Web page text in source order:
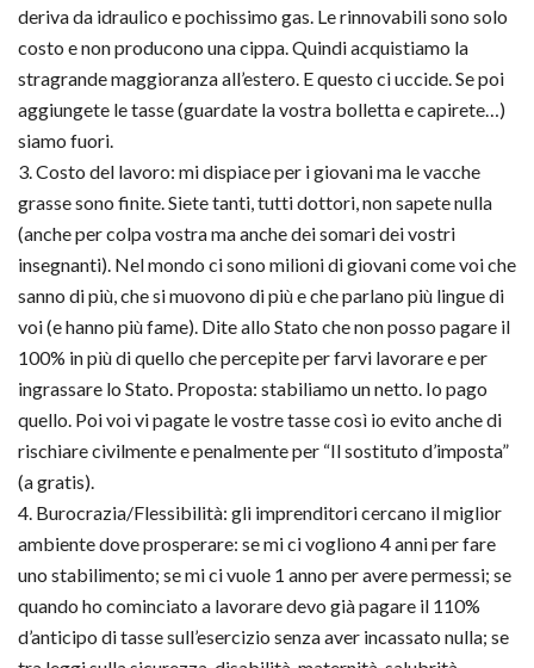
deriva da idraulico e pochissimo gas. Le rinnovabili sono solo
costo e non producono una cippa. Quindi acquistiamo la
stragrande maggioranza all’estero. E questo ci uccide. Se poi
aggiungete le tasse (guardate la vostra bolletta e capirete…)
siamo fuori.
3. Costo del lavoro: mi dispiace per i giovani ma le vacche
grasse sono finite. Siete tanti, tutti dottori, non sapete nulla
(anche per colpa vostra ma anche dei somari dei vostri
insegnanti). Nel mondo ci sono milioni di giovani come voi che
sanno di più, che si muovono di più e che parlano più lingue di
voi (e hanno più fame). Dite allo Stato che non posso pagare il
100% in più di quello che percepite per farvi lavorare e per
ingrassare lo Stato. Proposta: stabiliamo un netto. Io pago
quello. Poi voi vi pagate le vostre tasse così io evito anche di
rischiare civilmente e penalmente per “Il sostituto d’imposta”
(a gratis).
4. Burocrazia/Flessibilità: gli imprenditori cercano il miglior
ambiente dove prosperare: se mi ci vogliono 4 anni per fare
uno stabilimento; se mi ci vuole 1 anno per avere permessi; se
quando ho cominciato a lavorare devo già pagare il 110%
d’anticipo di tasse sull’esercizio senza aver incassato nulla; se